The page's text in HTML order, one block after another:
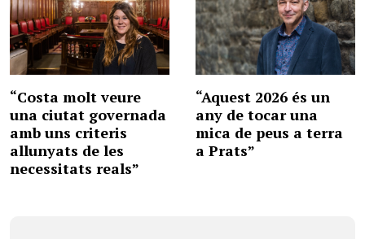
“Costa molt veure
una ciutat governada
amb uns criteris
allunyats de les
necessitats reals”
“Aquest 2026 és un
any de tocar una
mica de peus a terra
a Prats”